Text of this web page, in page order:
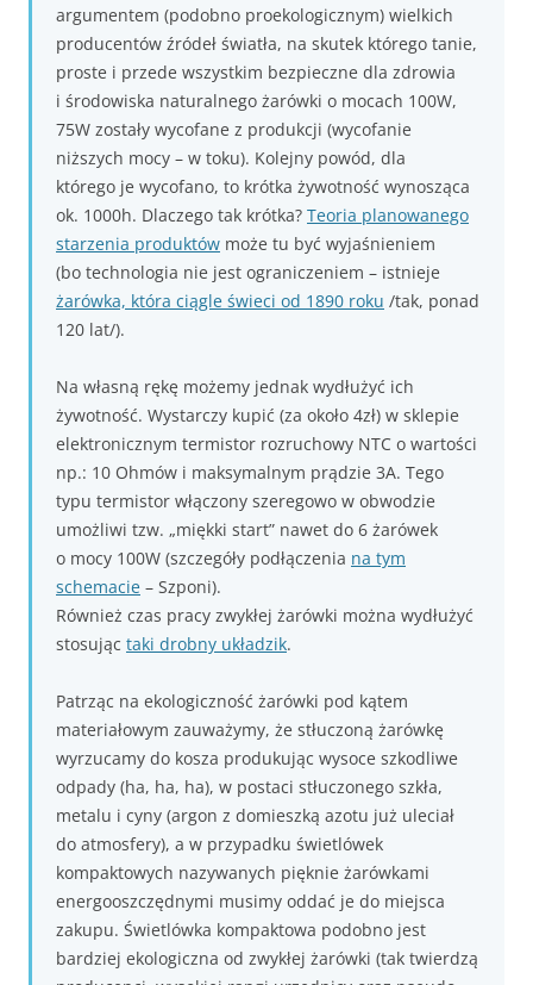
argumentem (podobno proekologicznym) wielkich
producentów źródeł światła, na skutek którego tanie,
proste i przede wszystkim bezpieczne dla zdrowia
i środowiska naturalnego żarówki o mocach 100W,
75W zostały wycofane z produkcji (wycofanie
niższych mocy – w toku). Kolejny powód, dla
którego je wycofano, to krótka żywotność wynosząca
ok. 1000h. Dlaczego tak krótka? Teoria planowanego
starzenia produktów może tu być wyjaśnieniem
(bo technologia nie jest ograniczeniem – istnieje
żarówka, która ciągle świeci od 1890 roku /tak, ponad
120 lat/).
Na własną rękę możemy jednak wydłużyć ich
żywotność. Wystarczy kupić (za około 4zł) w sklepie
elektronicznym termistor rozruchowy NTC o wartości
np.: 10 Ohmów i maksymalnym prądzie 3A. Tego
typu termistor włączony szeregowo w obwodzie
umożliwi tzw. „miękki start” nawet do 6 żarówek
o mocy 100W (szczegóły podłączenia na tym
schemacie – Szponi).
Również czas pracy zwykłej żarówki można wydłużyć
stosując taki drobny układzik.
Patrząc na ekologiczność żarówki pod kątem
materiałowym zauważymy, że stłuczoną żarówkę
wyrzucamy do kosza produkując wysoce szkodliwe
odpady (ha, ha, ha), w postaci stłuczonego szkła,
metalu i cyny (argon z domieszką azotu już uleciał
do atmosfery), a w przypadku świetlówek
kompaktowych nazywanych pięknie żarówkami
energooszczędnymi musimy oddać je do miejsca
zakupu. Świetlówka kompaktowa podobno jest
bardziej ekologiczna od zwykłej żarówki (tak twierdzą